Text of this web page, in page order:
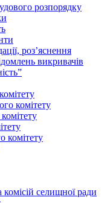
розпорядку
роз’яснення
викривачів
комітету
комітету
комісій селищної ради